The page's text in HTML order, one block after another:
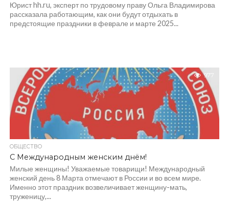
Юрист hh.ru, эксперт по трудовому праву Ольга Владимирова
рассказала работающим, как они будут отдыхать в
предстоящие праздники в феврале и марте 2025...
977
ОБЩЕСТВО
С Международным женским днём!
Милые женщины! Уважаемые товарищи! Международный
женский день 8 Марта отмечают в России и во всем мире.
Именно этот праздник возвеличивает женщину-мать,
труженицу,...